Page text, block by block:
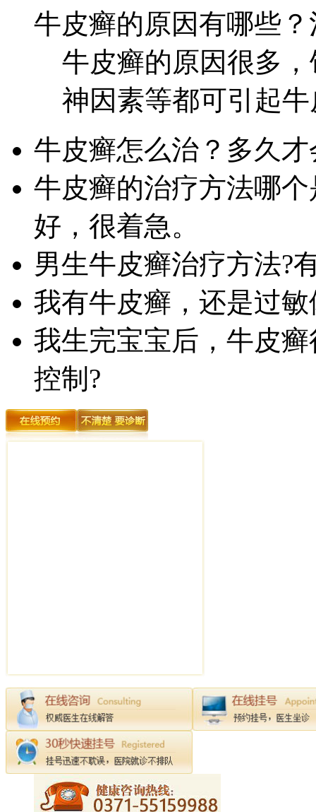
牛皮癣的原因有哪些
牛皮癣的原因很多
神因素等都可引起
牛皮癣怎么治？多久
牛皮癣的治疗方法哪
好，很着急。
男生牛皮癣治疗方法?
我有牛皮癣，还是过
我生完宝宝后，牛皮
控制?